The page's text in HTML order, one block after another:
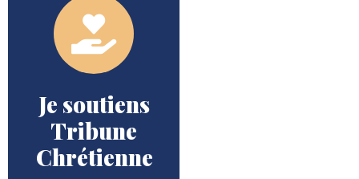
Je soutiens
Tribune
Chrétienne